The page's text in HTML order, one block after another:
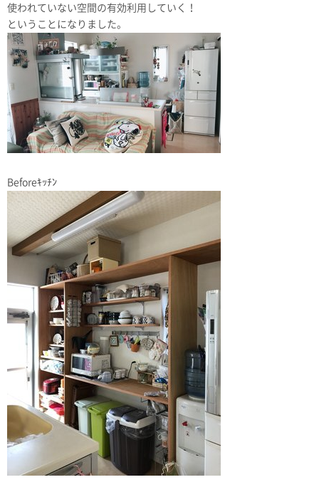
使われていない空間の有効利用していく！
ということになりました。
Beforeｷｯﾁﾝ